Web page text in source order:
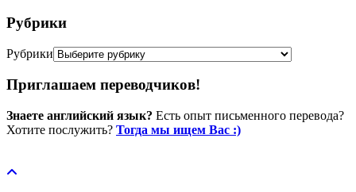
Рубрики
Рубрики
Приглашаем переводчиков!
Знаете английский язык? Есть опыт письменного перевода?
Хотите послужить? Тогда мы ищем Вас :)